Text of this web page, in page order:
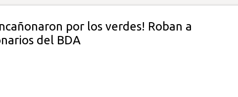
por los verdes! Roban a
del BDA